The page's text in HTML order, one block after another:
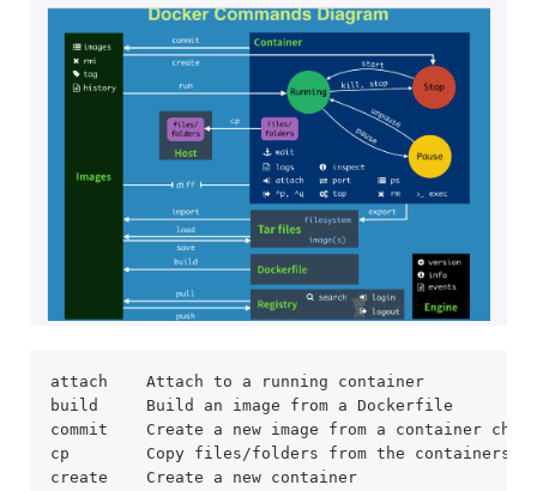
attach    Attach to a running
build     Build an image from a
commit    Create a new image from a container
cp        Copy files/folders from the containers
create    Create a new